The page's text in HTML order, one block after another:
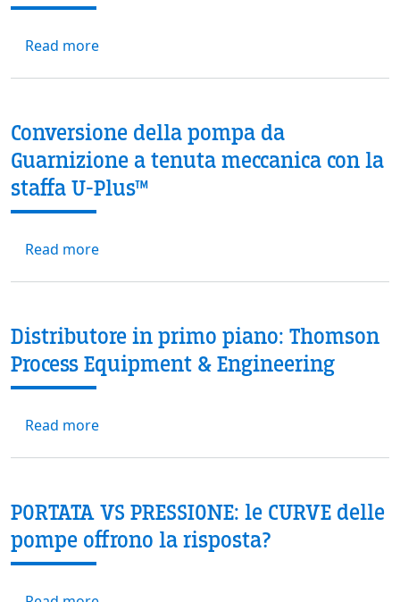
Read moreabout Congratulazioni per i 100 anni, Viking
Conversione della pompa da
Guarnizione a tenuta meccanica con la
staffa U-Plus™
Read moreabout Conversione della pompa da
Distributore in primo piano: Thomson
Process Equipment & Engineering
Read moreabout Distributore in primo piano:
PORTATA VS PRESSIONE: le CURVE delle
pompe offrono la risposta?